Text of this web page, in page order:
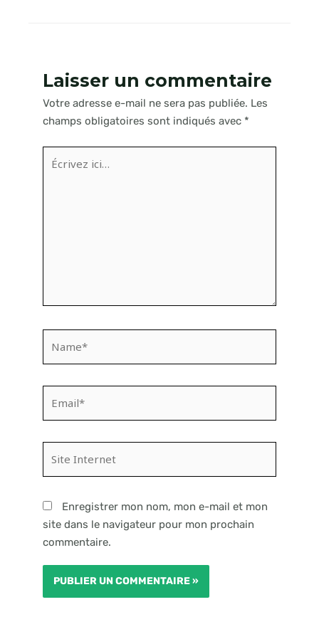
Laisser un commentaire
Votre adresse e-mail ne sera pas publiée. Les
champs obligatoires sont indiqués avec *
ici…
Internet
Enregistrer mon nom, mon e-mail et mon
site dans le navigateur pour mon prochain
commentaire.